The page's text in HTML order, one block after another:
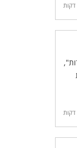
דקות
דקות